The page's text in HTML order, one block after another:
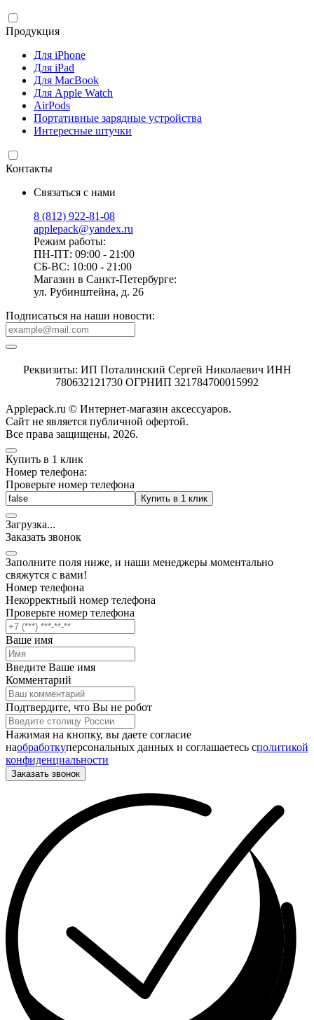
Продукция
Для iPhone
Для iPad
Для MacBook
Для Apple Watch
AirPods
Портативные зарядные устройства
Интересные штучки
Контакты
Связаться с нами
8 (812) 922-81-08
applepack@yandex.ru
Режим работы:
ПН-ПТ: 09:00 - 21:00
СБ-ВС: 10:00 - 21:00
Магазин в Санкт-Петербурге:
ул. Рубинштейна, д. 26
Подписаться на наши новости:
Реквизиты: ИП Поталинский Сергей Николаевич ИНН
780632121730 ОГРНИП 321784700015992
Applepack.ru © Интернет-магазин аксессуаров.
Cайт не является публичной офертой.
Все права защищены, 2026.
Купить в 1 клик
Номер телефона:
Проверьте номер телефона
Купить в 1 клик
Загрузка...
Заказать звонок
Заполните поля ниже, и наши менеджеры моментально
свяжутся с вами!
Номер телефона
Некорректный номер телефона
Проверьте номер телефона
Ваше имя
Введите Ваше имя
Комментарий
Подтвердите, что Вы не робот
Нажимая на кнопку, вы даете согласие
наобработкуперсональных данных и соглашаетесь cполитикой
конфиденциальности
Заказать звонок